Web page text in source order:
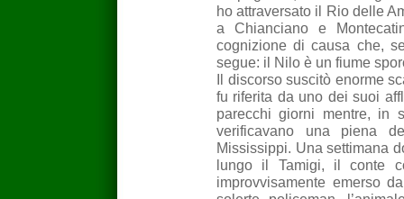
ho attraversato il Rio delle
a Chianciano e
cognizione di causa che,
segue: il Nilo è un fiume
Il discorso suscitò enorme
fu riferita da uno dei suoi
parecchi giorni mentre, in
verificavano una piena
Mississippi. Una settimana
lungo il Tamigi, il conte
improvvisamente emerso